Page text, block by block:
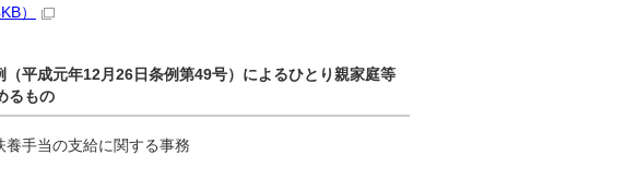
）
平成元年12月26日条例第49号）によるひとり親家庭等
るもの
手当の支給に関する事務